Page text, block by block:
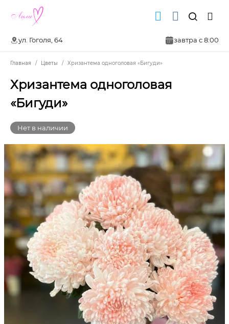
ул. Гоголя, 64 завтра с 8:00
Главная Цветы Хризантема одноголовая «Бигуди»
Хризантема одноголовая
«Бигуди»
Нет в наличии